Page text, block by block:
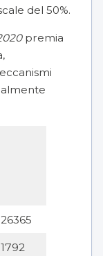
del 50%.
premia
26365
1792